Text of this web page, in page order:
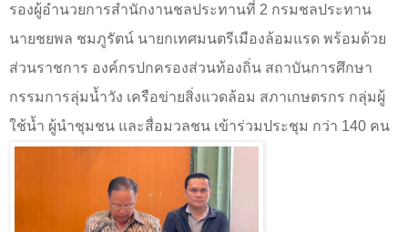
รองผู้อำนวยการสำนักงานชลประทานที่ 2 กรมชลประทาน
นายชยพล ชมภูรัตน์ นายกเทศมนตรีเมืองล้อมแรด พร้อมด้วย
ส่วนราชการ องค์กรปกครองส่วนท้องถิ่น สถาบันการศึกษา
กรรมการลุ่มน้ำวัง เครือข่ายสิ่งแวดล้อม สภาเกษตรกร กลุ่มผู้
ใช้น้ำ ผู้นำชุมชน และสื่อมวลชน เข้าร่วมประชุม กว่า 140 คน